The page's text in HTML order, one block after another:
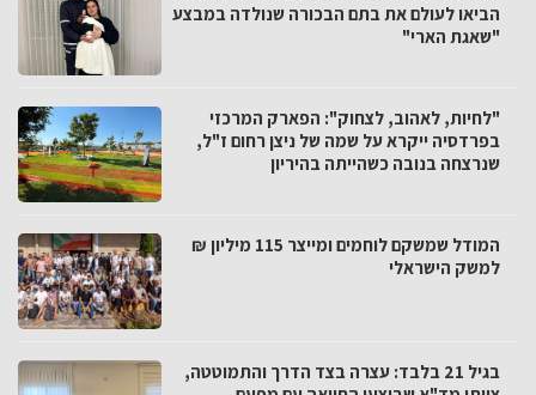
הביאו לעולם את בתם הבכורה שנולדה במבצע
"שאגת הארי"
"לחיות, לאהוב, לצחוק": הפארק המרכזי
בפרדסיה ייקרא על שמה של ניצן רחום ז"ל,
שנרצחה בנובה כשהייתה בהיריון
המודל שמשקם לוחמים ומייצר 115 מיליון ₪
למשק הישראלי
בגיל 21 בלבד: עצרה בצד הדרך והתמוטטה,